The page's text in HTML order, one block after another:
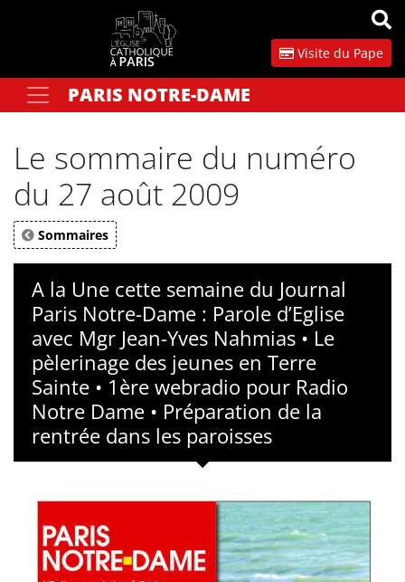
Visite du Pape
Votre recherchePARIS NOTRE-DAME
Le sommaire du numéro
du 27 août 2009
Sommaires
A la Une cette semaine du Journal
Paris Notre-Dame : Parole d’Eglise
avec Mgr Jean-Yves Nahmias • Le
pèlerinage des jeunes en Terre
Sainte • 1ère webradio pour Radio
Notre Dame • Préparation de la
rentrée dans les paroisses
Panneau de gestion des cookies